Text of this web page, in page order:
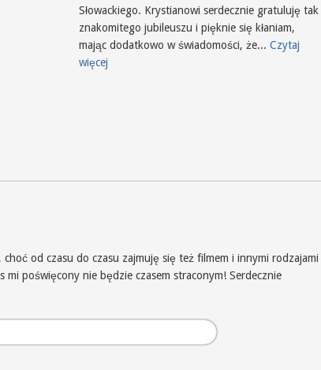
Słowackiego. Krystianowi serdecznie gratuluję tak
znakomitego jubileuszu i pięknie się kłaniam,
mając dodatkowo w świadomości, że... Czytaj
więcej
od czasu do czasu zajmuję się też filmem i innymi rodzajami
poświęcony nie będzie czasem straconym! Serdecznie